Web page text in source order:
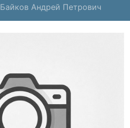
Байков Андрей Петрович